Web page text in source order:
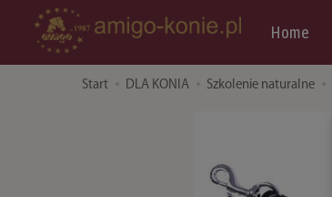
Home
Start DLA KONIA Szkolenie naturalne